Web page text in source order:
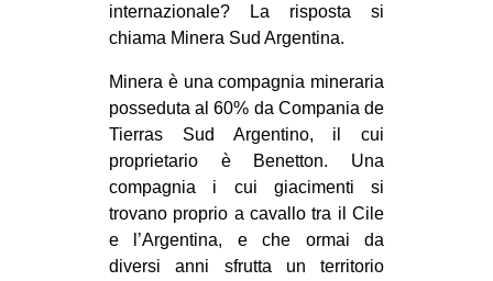
internazionale? La risposta si
chiama Minera Sud Argentina.
Minera è una compagnia mineraria
posseduta al 60% da Compania de
Tierras Sud Argentino, il cui
proprietario è Benetton. Una
compagnia i cui giacimenti si
trovano proprio a cavallo tra il Cile
e l’Argentina, e che ormai da
diversi anni sfrutta un territorio